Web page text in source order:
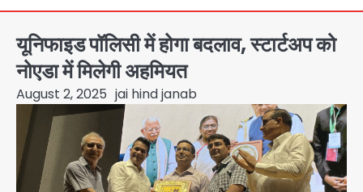
यूनिफाइड पॉलिसी में होगा बदलाव, स्टार्टअप को
नोएडा में मिलेगी अहमियत
August 2, 2025 jai hind janab